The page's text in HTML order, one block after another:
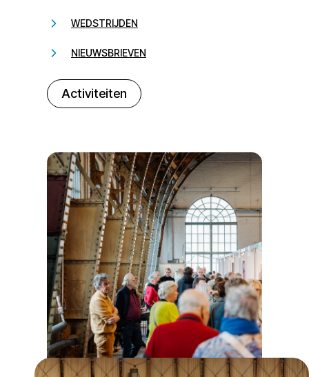
WEDSTRIJDEN
NIEUWSBRIEVEN
Activiteiten
232323